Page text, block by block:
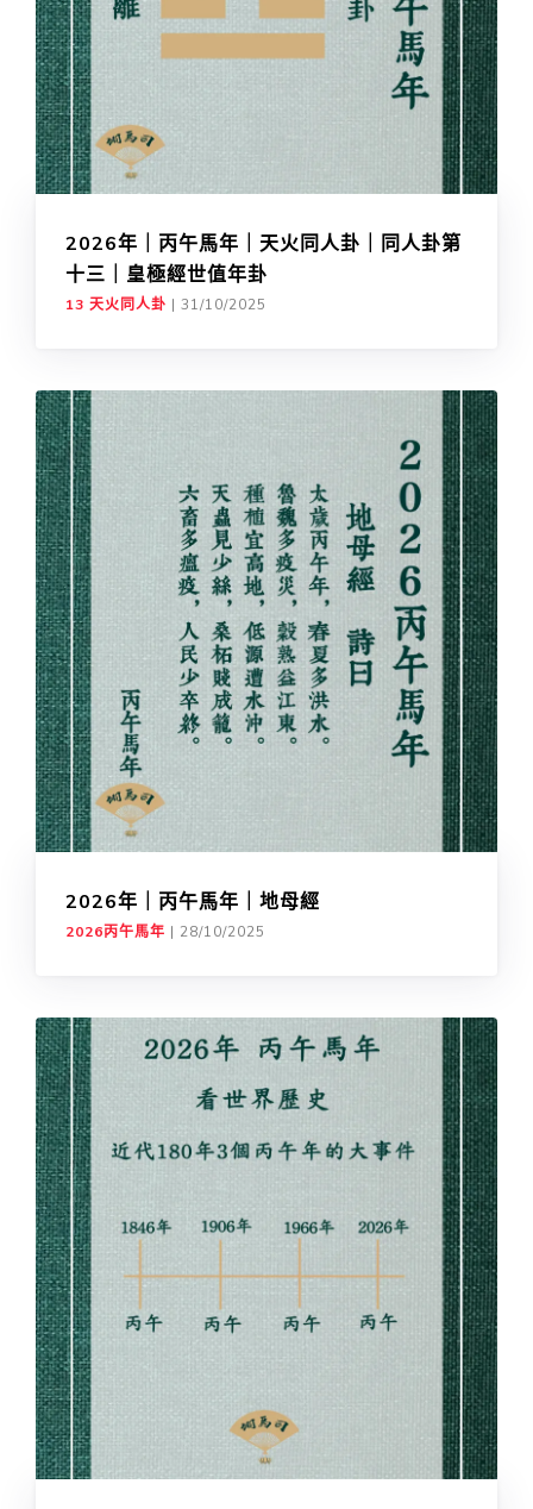
2026年｜丙午馬年｜天火同人卦｜同人卦第
十三｜皇極經世值年卦
13 天火同人卦 | 31/10/2025
2026年｜丙午馬年｜地母經
2026丙午馬年 | 28/10/2025